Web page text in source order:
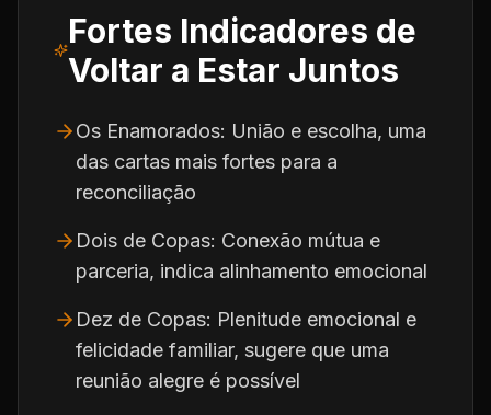
Fortes Indicadores de
Voltar a Estar Juntos
Os Enamorados: União e escolha, uma
das cartas mais fortes para a
reconciliação
Dois de Copas: Conexão mútua e
parceria, indica alinhamento emocional
Dez de Copas: Plenitude emocional e
felicidade familiar, sugere que uma
reunião alegre é possível